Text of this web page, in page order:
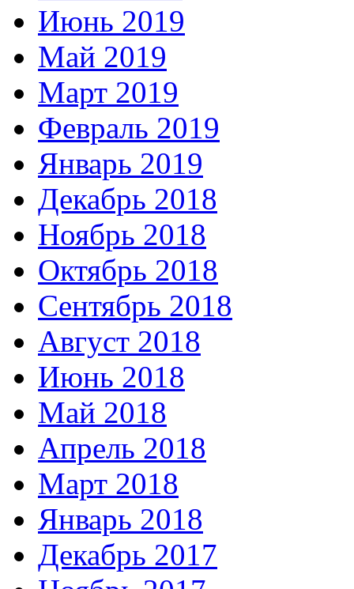
Июнь 2019
Май 2019
Март 2019
Февраль 2019
Январь 2019
Декабрь 2018
Ноябрь 2018
Октябрь 2018
Сентябрь 2018
Август 2018
Июнь 2018
Май 2018
Апрель 2018
Март 2018
Январь 2018
Декабрь 2017